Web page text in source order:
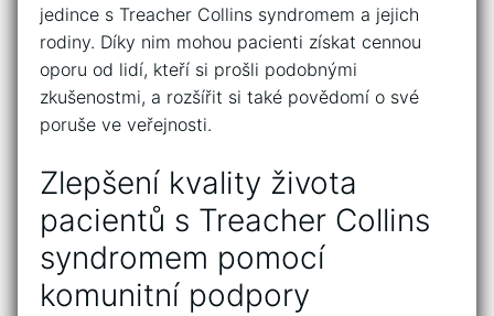
jedince s Treacher Collins syndromem ​a ‍jejich​
rodiny. Díky ⁤nim‌ mohou pacienti získat cennou
oporu od lidí,​ kteří si prošli podobnými
‍zkušenostmi,⁤ a ​rozšířit si také⁤ povědomí ‌o své
poruše‍ ve‍ veřejnosti.
Zlepšení kvality života
pacientů s Treacher‌ Collins
syndromem pomocí​
komunitní‌ podpory